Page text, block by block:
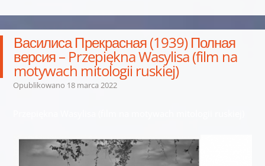
Василиса Прекрасная (1939) Полная
версия – Przepiękna Wasylisa (film na
motywach mitologii ruskiej)
Opublikowano 18 marca 2022